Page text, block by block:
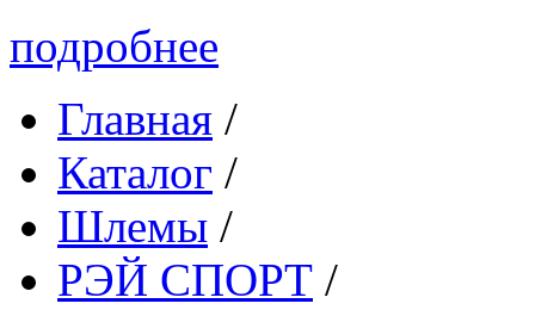
подробнее
Главная /
Каталог /
Шлемы /
РЭЙ СПОРТ /